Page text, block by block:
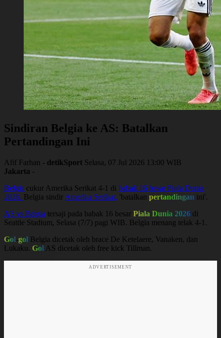
Sindiran Belgia ke AS: Batalkan
Pertandingan Ini
Afif Farhan - detikSport Selasa, 07 Jul 2026 13:00 WIB
Jakarta -
Belgia cukur Amerika Serikat 4-1 di babak 16 besar Piala Dunia
2026. Belgia sindir Amerika Serikat, 'batalkan pertandingan ini'.
AS vs Belgia tersaji pada babak 16 besar Piala Dunia 2026 di
Seattle Stadium, Selasa (7/7) pagi WIB. Belgia menang telak 4-1.
Gol-gol Belgia dicetak oleh brace De Ketelaere, Vanaken, dan
Lukaku. Gol AS dicetak oleh free kick Tillman.
ADVERTISEMENT